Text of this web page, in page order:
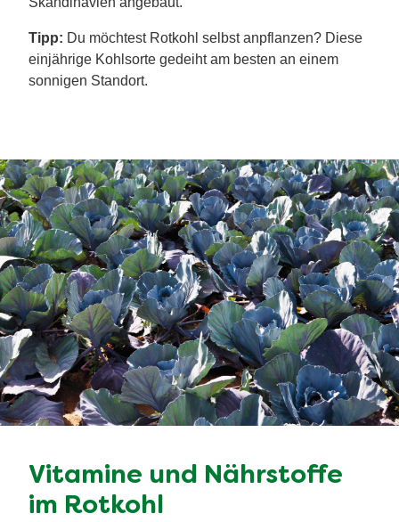
Tipp: Du möchtest Rotkohl selbst anpflanzen? Diese
einjährige Kohlsorte gedeiht am besten an einem
sonnigen Standort.
Vitamine und Nährstoffe
im Rotkohl